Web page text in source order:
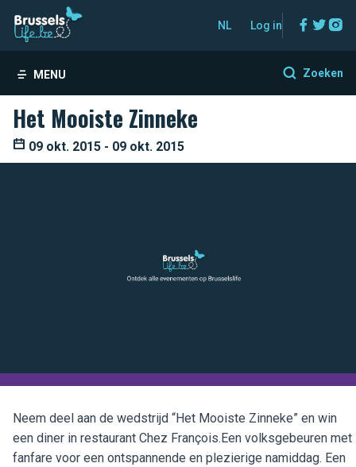
NL Log in
MENU Zoeken
Het Mooiste Zinneke
09 okt. 2015 - 09 okt. 2015
Neem deel aan de wedstrijd “Het Mooiste Zinneke” en win
een diner in restaurant Chez François.Een volksgebeuren met
fanfare voor een ontspannende en plezierige namiddag. Een